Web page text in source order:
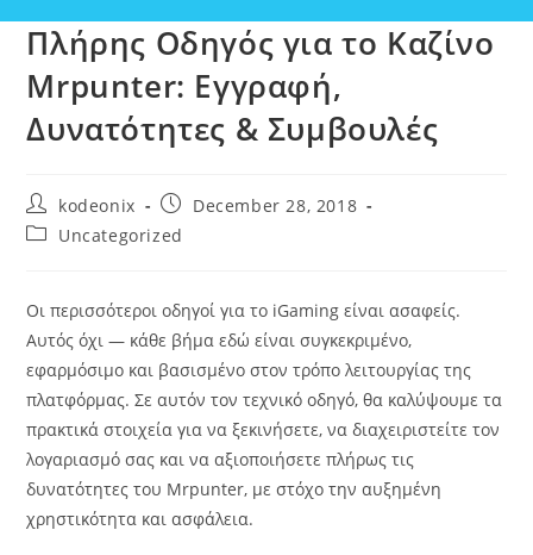
Πλήρης Οδηγός για το Καζίνο
Mrpunter: Εγγραφή,
Δυνατότητες & Συμβουλές
kodeonix
December 28, 2018
Uncategorized
Οι περισσότεροι οδηγοί για το iGaming είναι ασαφείς.
Αυτός όχι — κάθε βήμα εδώ είναι συγκεκριμένο,
εφαρμόσιμο και βασισμένο στον τρόπο λειτουργίας της
πλατφόρμας. Σε αυτόν τον τεχνικό οδηγό, θα καλύψουμε τα
πρακτικά στοιχεία για να ξεκινήσετε, να διαχειριστείτε τον
λογαριασμό σας και να αξιοποιήσετε πλήρως τις
δυνατότητες του Mrpunter, με στόχο την αυξημένη
χρηστικότητα και ασφάλεια.